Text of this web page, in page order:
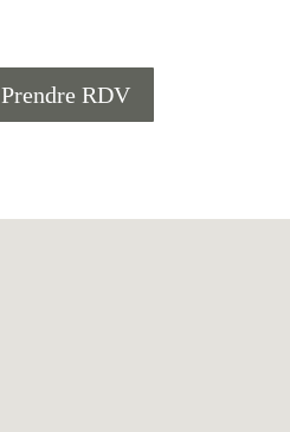
Prendre RDV